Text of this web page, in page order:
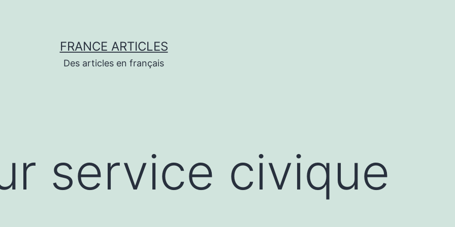
FRANCE ARTICLES
Des articles en français
service civique